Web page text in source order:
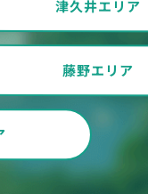
津久井エリア
藤野エリア